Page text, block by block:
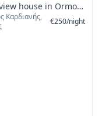
house in Ormos
Καρδιανής,
€250/night